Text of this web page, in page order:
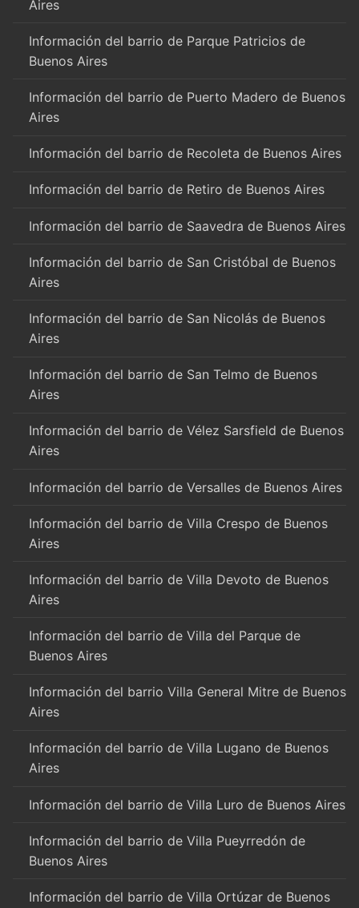
Aires
Información del barrio de Parque Patricios de
Buenos Aires
Información del barrio de Puerto Madero de Buenos
Aires
Información del barrio de Recoleta de Buenos Aires
Información del barrio de Retiro de Buenos Aires
Información del barrio de Saavedra de Buenos Aires
Información del barrio de San Cristóbal de Buenos
Aires
Información del barrio de San Nicolás de Buenos
Aires
Información del barrio de San Telmo de Buenos
Aires
Información del barrio de Vélez Sarsfield de Buenos
Aires
Información del barrio de Versalles de Buenos Aires
Información del barrio de Villa Crespo de Buenos
Aires
Información del barrio de Villa Devoto de Buenos
Aires
Información del barrio de Villa del Parque de
Buenos Aires
Información del barrio Villa General Mitre de Buenos
Aires
Información del barrio de Villa Lugano de Buenos
Aires
Información del barrio de Villa Luro de Buenos Aires
Información del barrio de Villa Pueyrredón de
Buenos Aires
Información del barrio de Villa Ortúzar de Buenos